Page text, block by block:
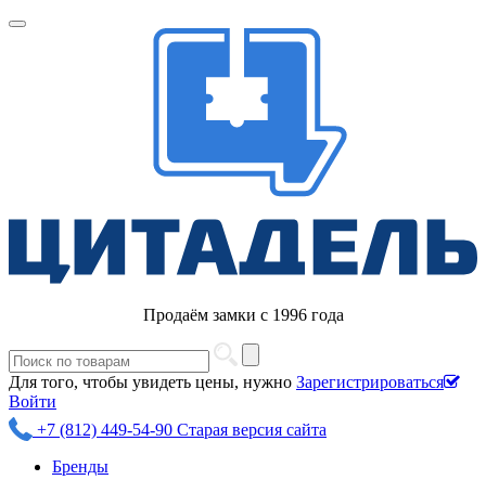
Продаём замки с 1996 года
Для того, чтобы увидеть цены, нужно Зарегистрироваться
Войти
+7 (812) 449-54-90 Старая версия сайта
Бренды